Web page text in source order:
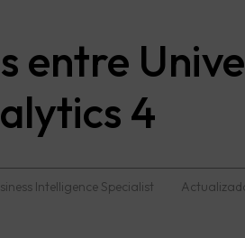
entre
4
Intelligence Specialist